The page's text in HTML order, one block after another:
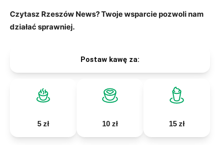
Czytasz Rzeszów News? Twoje wsparcie pozwoli nam
działać sprawniej.
Postaw kawę za:
5 zł 10 zł 15 zł